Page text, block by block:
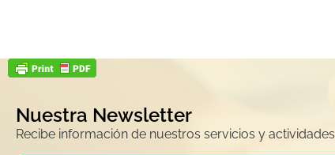
Nuestra Newsletter
Recibe información de nuestros servicios y actividades